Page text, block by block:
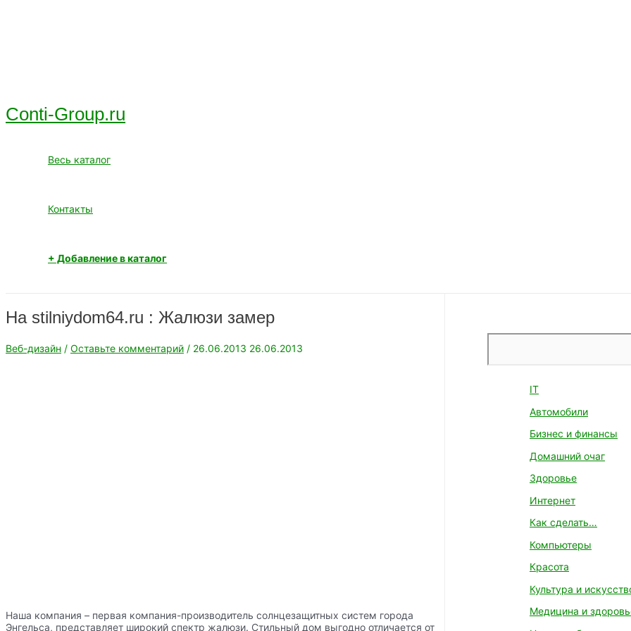
Conti-Group.ru
Весь каталог
Контакты
+ Добавление в каталог
На stilniydom64.ru : Жалюзи замер
Веб-дизайн / Оставьте комментарий / 26.06.2013 26.06.2013
Наша компания – первая компания-производитель солнцезащитных систем города
Энгельса, представляет широкий спектр жалюзи. Стильный дом выгодно отличается от
IT
Автомобили
Бизнес и финансы
Домашний очаг
Здоровье
Интернет
Как сделать…
Компьютеры
Красота
Культура и
Медицина и